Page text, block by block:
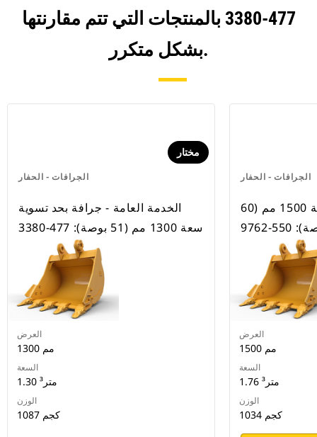
477-3380 بالمنتجات التي تتم مقارنتها
بشكل متكرر.
الجرافات - الحفار
مختار
الخدمة العامة - جرافة بحد تسوية
سعة 1300 مم (51 بوصة): 477-3380
العرض
1300 مم
السعة
1.30 متر³
الوزن
1087 كجم
الجرافات - الحفار
جرافة الخدمة العامة 1500 مم (60
9762
العرض
1500 مم
السعة
1.76 متر³
الوزن
1034 كجم